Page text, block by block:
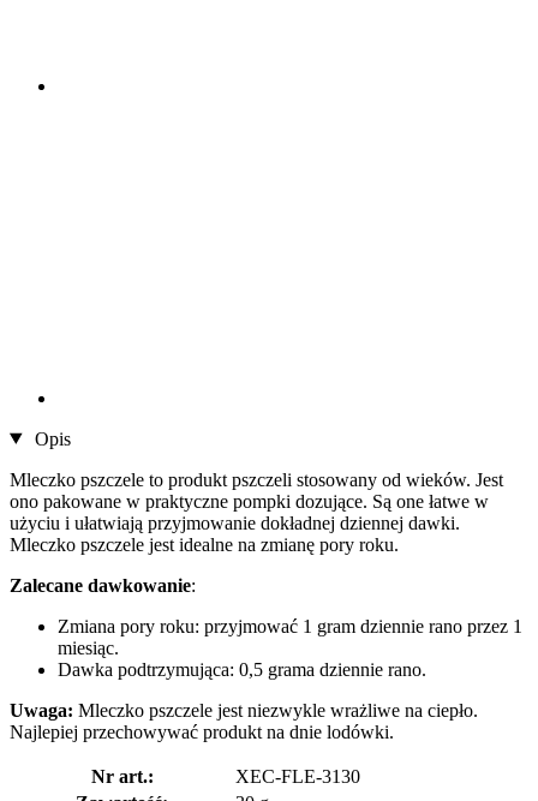
Opis
Mleczko pszczele to produkt pszczeli stosowany od wieków. Jest
ono pakowane w praktyczne pompki dozujące. Są one łatwe w
użyciu i ułatwiają przyjmowanie dokładnej dziennej dawki.
Mleczko pszczele jest idealne na zmianę pory roku.
Zalecane dawkowanie:
Zmiana pory roku: przyjmować 1 gram dziennie rano przez 1
miesiąc.
Dawka podtrzymująca: 0,5 grama dziennie rano.
Uwaga: Mleczko pszczele jest niezwykle wrażliwe na ciepło.
Najlepiej przechowywać produkt na dnie lodówki.
Nr art.:
XEC-FLE-3130